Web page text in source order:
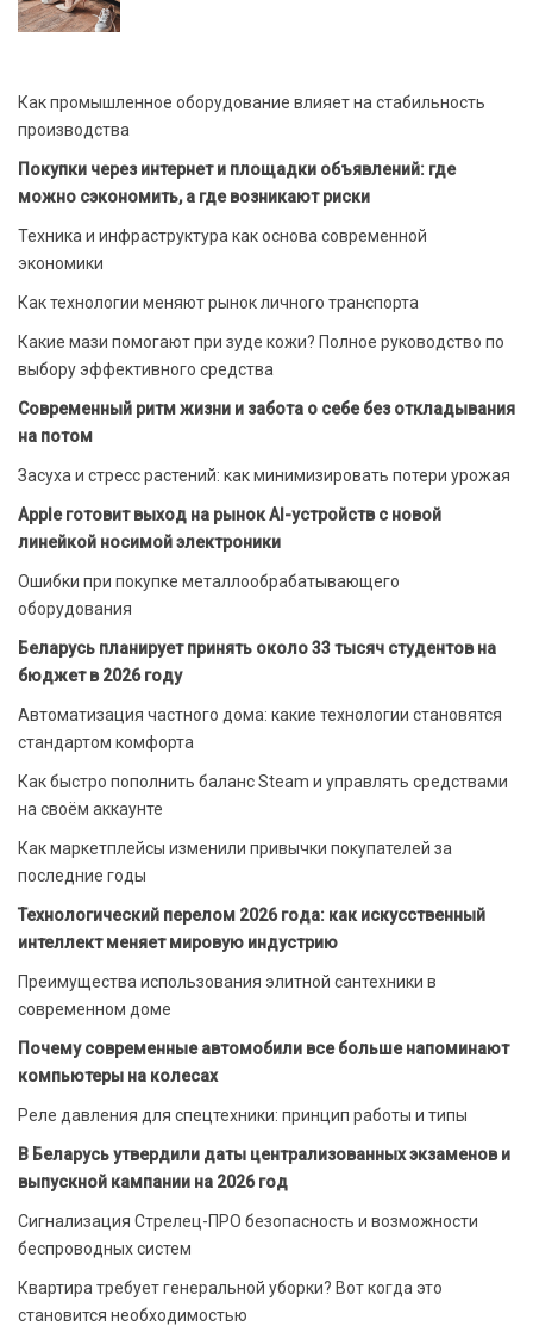
Как промышленное оборудование влияет на стабильность
производства
Покупки через интернет и площадки объявлений: где
можно сэкономить, а где возникают риски
Техника и инфраструктура как основа современной
экономики
Как технологии меняют рынок личного транспорта
Какие мази помогают при зуде кожи? Полное руководство по
выбору эффективного средства
Современный ритм жизни и забота о себе без откладывания
на потом
Засуха и стресс растений: как минимизировать потери урожая
Apple готовит выход на рынок AI-устройств с новой
линейкой носимой электроники
Ошибки при покупке металлообрабатывающего
оборудования
Беларусь планирует принять около 33 тысяч студентов на
бюджет в 2026 году
Автоматизация частного дома: какие технологии становятся
стандартом комфорта
Как быстро пополнить баланс Steam и управлять средствами
на своём аккаунте
Как маркетплейсы изменили привычки покупателей за
последние годы
Технологический перелом 2026 года: как искусственный
интеллект меняет мировую индустрию
Преимущества использования элитной сантехники в
современном доме
Почему современные автомобили все больше напоминают
компьютеры на колесах
Реле давления для спецтехники: принцип работы и типы
В Беларусь утвердили даты централизованных экзаменов и
выпускной кампании на 2026 год
Сигнализация Стрелец-ПРО безопасность и возможности
беспроводных систем
Квартира требует генеральной уборки? Вот когда это
становится необходимостью